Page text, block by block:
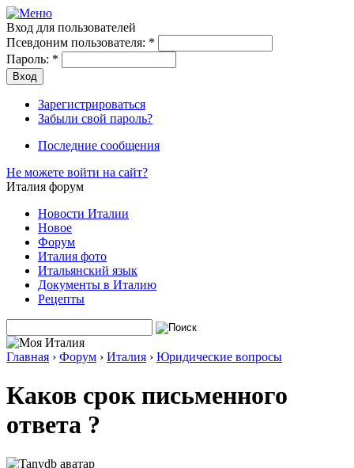
Вход для пользователей
Псевдоним пользователя: *
Пароль: *
Зарегистрироваться
Забыли свой пароль?
Последние сообщения
Не можете войти на сайт?
Италия форум
Новости Италии
Новое
Форум
Италия фото
Итальянский язык
Документы в Италию
Рецепты
Главная › Форум › Италия › Юридические вопросы
Каков срок письменного
ответа ?